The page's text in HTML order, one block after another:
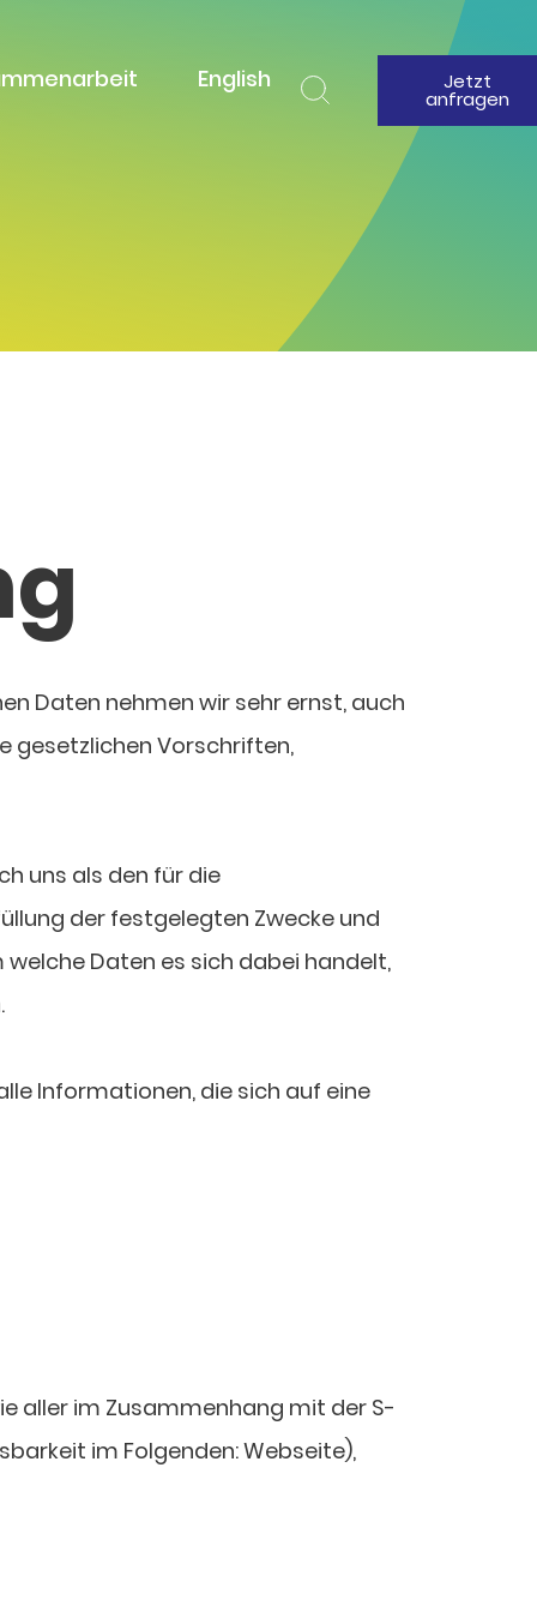
English Jetzt
anfragen
Daten nehmen wir sehr ernst, auch
gesetzlichen Vorschriften,
uns als den für die
der festgelegten Zwecke und
Daten es sich dabei handelt,
Informationen, die sich auf eine
aller im Zusammenhang mit der S-
im Folgenden: Webseite),